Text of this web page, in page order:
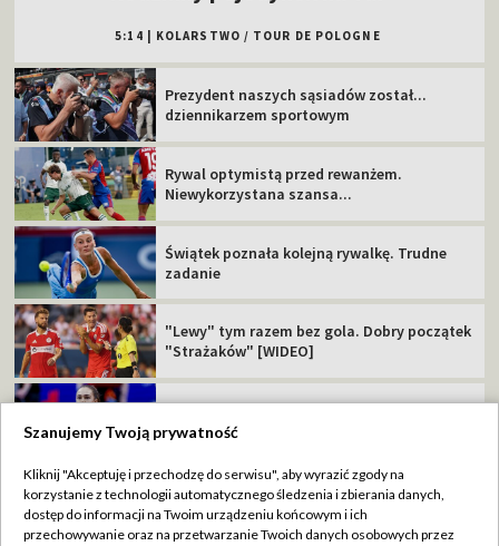
Świątek poznała kolejną rywalkę. Trudne
zadanie
"Lewy" tym razem bez gola. Dobry początek
"Strażaków" [WIDEO]
Trener GKS zachowuje optymizm. "Nie
jesteśmy bez szans"
Sklep TVP
Biuro Reklamy
Polityka prywatności
Moje zgody
Szanujemy Twoją prywatność
Kliknij "Akceptuję i przechodzę do serwisu", aby wyrazić zgody na
korzystanie z technologii automatycznego śledzenia i zbierania danych,
dostęp do informacji na Twoim urządzeniu końcowym i ich
przechowywanie oraz na przetwarzanie Twoich danych osobowych przez